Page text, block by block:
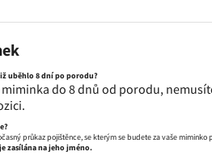
uběhlo 8 dní po porodu?
do 8 dnů od porodu,
průkaz pojištěnce, se kterým se budete za vaše
zasílána na jeho jméno.